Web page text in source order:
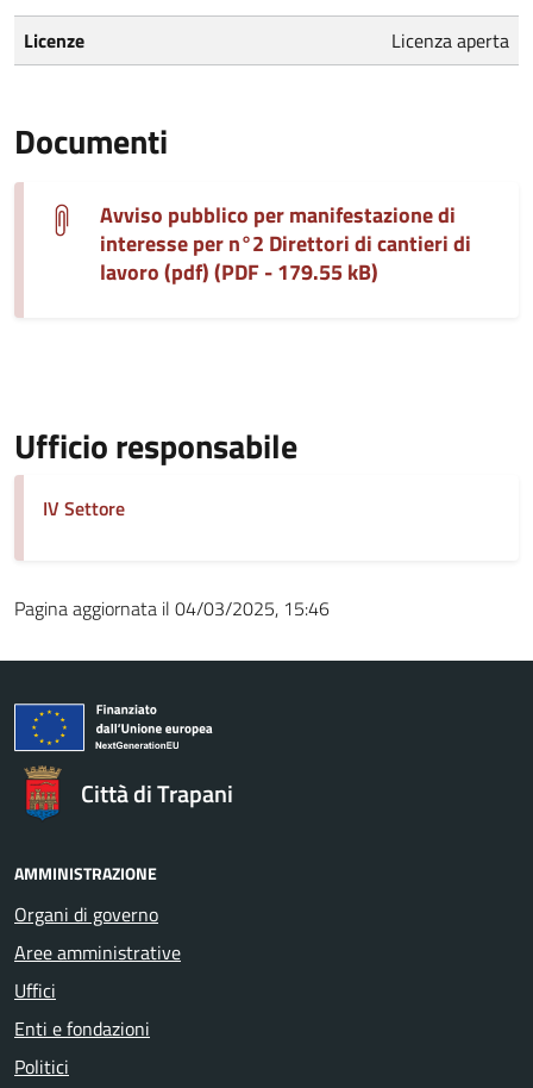
Licenze Licenza aperta
Documenti
Avviso pubblico per manifestazione di
interesse per n°2 Direttori di cantieri di
lavoro (pdf) (PDF - 179.55 kB)
Ufficio responsabile
IV Settore
Pagina aggiornata il 04/03/2025, 15:46
Città di Trapani
AMMINISTRAZIONE
Organi di governo
Aree amministrative
Uffici
Enti e fondazioni
Politici